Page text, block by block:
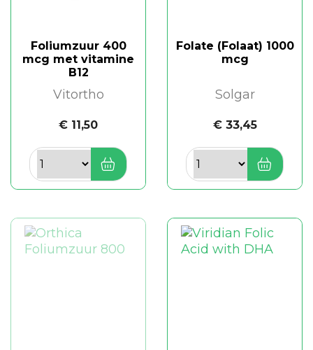
Foliumzuur 400
mcg met vitamine
B12
Vitortho
€ 11,50
Folate (Folaat) 1000
mcg
Solgar
€ 33,45